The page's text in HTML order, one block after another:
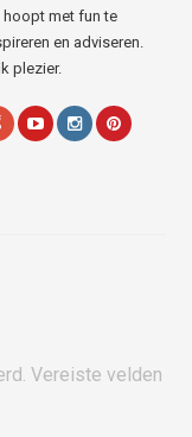
hoopt met fun te
en adviseren.
plezier.
Vereiste velden